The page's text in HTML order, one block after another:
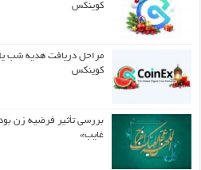
کوینکس
مراحل دریافت هدیه شب
کوینکس
بررسی تأثیر فرضیه زن
غایب»